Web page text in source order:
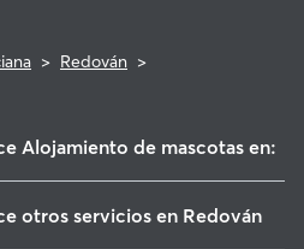
> Redován >
Alojamiento de mascotas en:
otros servicios en Redován